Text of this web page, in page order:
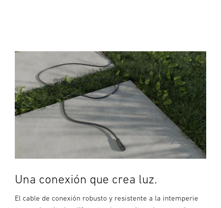
Una conexión que crea luz.
El cable de conexión robusto y resistente a la intemperie